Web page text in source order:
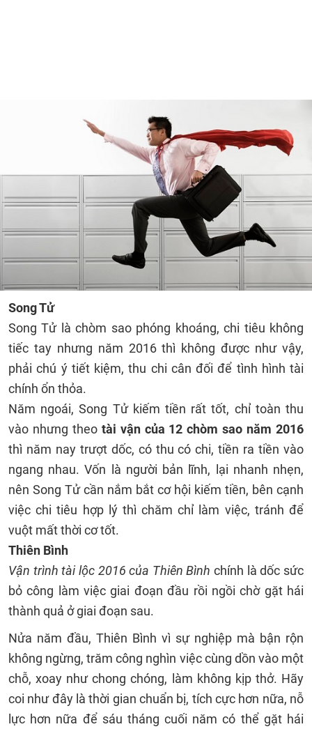
Song Tử
Song Tử là chòm sao phóng khoáng, chi tiêu không
tiếc tay nhưng năm 2016 thì không được như vậy,
phải chú ý tiết kiệm, thu chi cân đối để tình hình tài
chính ổn thỏa.
Năm ngoái, Song Tử kiếm tiền rất tốt, chỉ toàn thu
vào nhưng theotài vận của 12 chòm sao năm 2016
thì năm nay trượt dốc, có thu có chi, tiền ra tiền vào
ngang nhau. Vốn là người bản lĩnh, lại nhanh nhẹn,
nên Song Tử cần nắm bắt cơ hội kiếm tiền, bên cạnh
việc chi tiêu hợp lý thì chăm chỉ làm việc, tránh để
vuột mất thời cơ tốt.
Thiên Bình
Vận trình tài lộc 2016 của Thiên Bình chính là dốc sức
bỏ công làm việc giai đoạn đầu rồi ngồi chờ gặt hái
thành quả ở giai đoạn sau.
Nửa năm đầu, Thiên Bình vì sự nghiệp mà bận rộn
không ngừng, trăm công nghìn việc cùng dồn vào một
chỗ, xoay như chong chóng, làm không kịp thở. Hãy
coi như đây là thời gian chuẩn bị, tích cực hơn nữa, nỗ
lực hơn nữa để sáu tháng cuối năm có thể gặt hái